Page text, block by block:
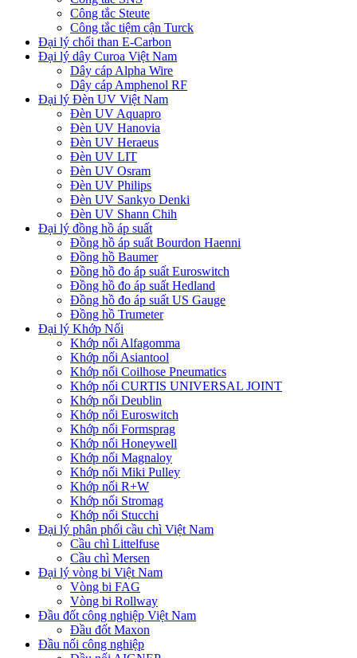
Công tắc Steute
Công tắc tiệm cận Turck
Đại lý chổi than E-Carbon
Đại lý dây Curoa Việt Nam
Dây cáp Alpha Wire
Dây cáp Amphenol RF
Đại lý Đèn UV Việt Nam
Đèn UV Aquapro
Đèn UV Hanovia
Đèn UV Heraeus
Đèn UV LIT
Đèn UV Osram
Đèn UV Philips
Đèn UV Sankyo Denki
Đèn UV Shann Chih
Đại lý đồng hồ áp suất
Đồng hồ áp suất Bourdon Haenni
Đồng hồ Baumer
Đồng hồ đo áp suất Euroswitch
Đồng hồ đo áp suất Hedland
Đồng hồ đo áp suất US Gauge
Đồng hồ Trumeter
Đại lý Khớp Nối
Khớp nối Alfagomma
Khớp nối Asiantool
Khớp nối Coilhose Pneumatics
Khớp nối CURTIS UNIVERSAL JOINT
Khớp nối Deublin
Khớp nối Euroswitch
Khớp nối Formsprag
Khớp nối Honeywell
Khớp nối Magnaloy
Khớp nối Miki Pulley
Khớp nối R+W
Khớp nối Stromag
Khớp nối Stucchi
Đại lý phân phối cầu chì Việt Nam
Cầu chì Littelfuse
Cầu chì Mersen
Đại lý vòng bi Việt Nam
Vòng bi FAG
Vòng bi Rollway
Đầu đốt công nghiệp Việt Nam
Đầu đốt Maxon
Đầu nối công nghiệp